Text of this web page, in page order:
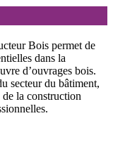
Bois permet de
dans la
d’ouvrages bois.
secteur du bâtiment,
la construction